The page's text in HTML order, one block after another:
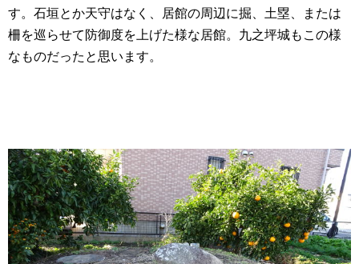
す。石垣とか天守はなく、居館の周辺に掘、土塁、または
柵を巡らせて防御度を上げた様な居館。九之坪城もこの様
なものだったと思います。